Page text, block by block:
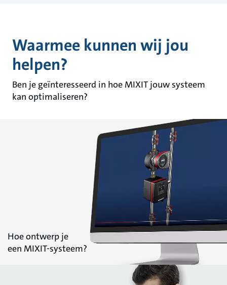
Waarmee kunnen wij jou
helpen?
Ben je geïnteresseerd in hoe MIXIT jouw systeem
kan optimaliseren?
Hoe ontwerp je
een MIXIT-systeem?